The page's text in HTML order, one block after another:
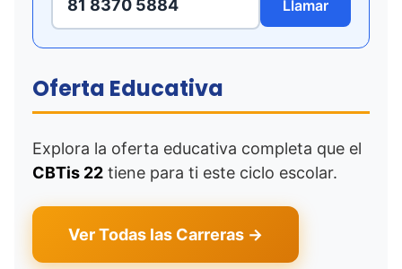
81 8370 5884 Llamar
Oferta Educativa
Explora la oferta educativa completa que el
CBTis 22 tiene para ti este ciclo escolar.
Ver Todas las Carreras →